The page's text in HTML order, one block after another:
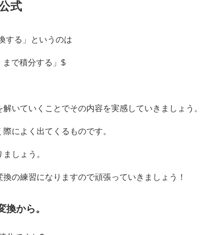
式
する」というのは
で積分する」$
いていくことでその内容を実感していきましょう。
によく出てくるものです。
しょう。
の練習になりますので頑張っていきましょう！
から。